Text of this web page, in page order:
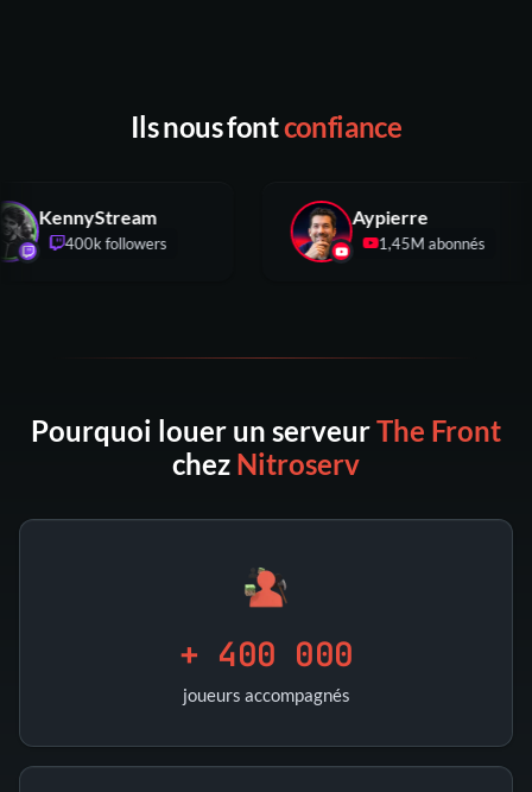
Ils nous fontconfiance
KennyStream
400k followers
Aypierre
1,45M abonnés
Pourquoi louer un serveurThe Front
chez Nitroserv
+ 400 000
joueurs accompagnés